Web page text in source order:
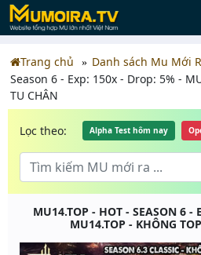
Trang chủ Danh sách Mu Mới
Season 6 - Exp: 150x - Drop: 5% -
TU CHÂN
Lọc theo: Alpha Test hôm nay
MU14.TOP - HOT - SEASON 6 -
MU14.TOP - KHÔNG